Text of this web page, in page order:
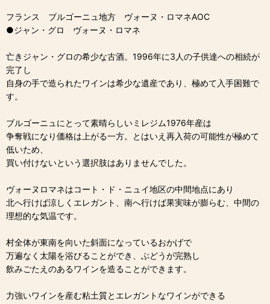
フランス ブルゴーニュ地方 ヴォーヌ・ロマネAOC
●ジャン・グロ ヴォーヌ・ロマネ
亡きジャン・グロの希少な古酒。1996年に3人の子供達への相続が
完了し
自身の手で造られたワインは希少な遺産であり、極めて入手困難で
す。
ブルゴーニュにとって素晴らしいミレジム1976年産は
争奪戦になり価格は上がる一方。とはいえ再入荷の可能性が極めて
低いため、
買い付けないという選択肢はありませんでした。
ヴォーヌロマネはコート・ド・ニュイ地区の中間地点にあり
北へ行けば涼しくエレガント、南へ行けば果実味が膨らむ、中間の
理想的な気温です。
村全体が東南を向いた斜面になっているおかげで
万遍なく太陽を浴びることができ、ぶどうが完熟し
飲みごたえのあるワインを造ることができます。
力強いワインを産む粘土質とエレガントなワインができる